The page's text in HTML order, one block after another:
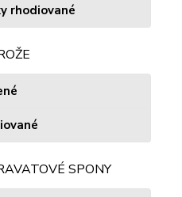
rhodiované
SPONY